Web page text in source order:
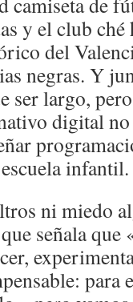
y el club ché
del
negras. Y
ser largo,
digital
infantil.
ni miedo
señala que
para